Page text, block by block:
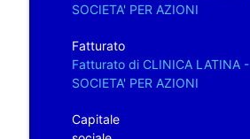
SOCIETA' PER AZIONI
Fatturato
Fatturato di CLINICA LATINA -
SOCIETA' PER AZIONI
Capitale